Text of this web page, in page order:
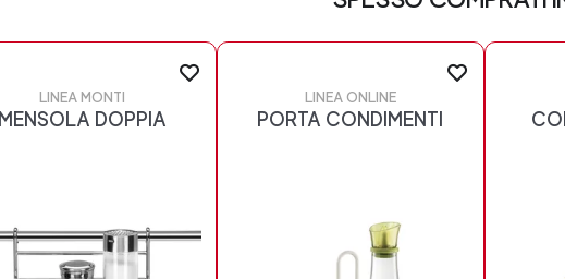
LINEA MONTI
MENSOLA DOPPIA
LINEA ONLINE
PORTA CONDIMENTI